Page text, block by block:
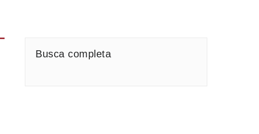
Busca completa